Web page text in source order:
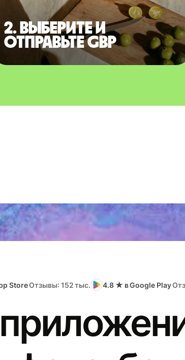
2. Выберите и
отправьте GBP
StoreОтзывы: 152 тыс. 4.8 ★ в Google Play